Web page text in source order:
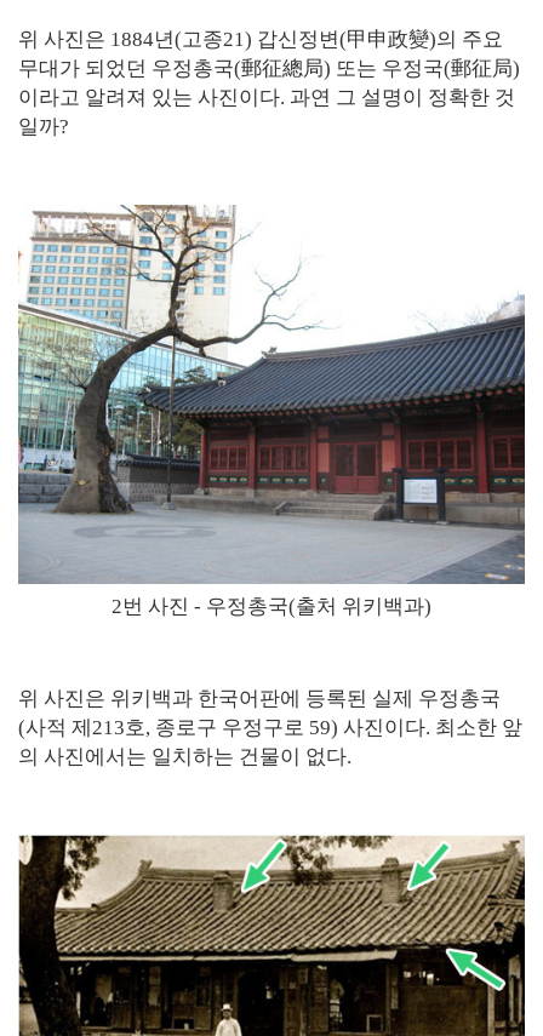
위 사진은 1884년(고종21) 갑신정변(甲申政變)의 주요
무대가 되었던 우정총국(郵征總局) 또는 우정국(郵征局)
이라고 알려져 있는 사진이다. 과연 그 설명이 정확한 것
일까?
2번 사진 - 우정총국(출처 위키백과)
위 사진은 위키백과 한국어판에 등록된 실제 우정총국
(사적 제213호, 종로구 우정구로 59) 사진이다. 최소한 앞
의 사진에서는 일치하는 건물이 없다.